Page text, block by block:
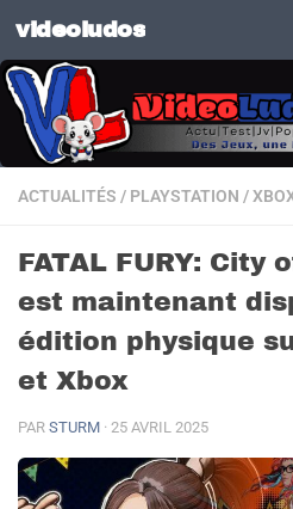
Skip to content
videoludos
ACTUALITÉS / PLAYSTATION /
FATAL FURY: City
est maintenant
édition physique
et Xbox
PAR STURM · 25 AVRIL 2025